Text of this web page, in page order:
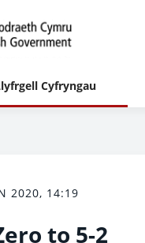
Cyfryngau
2020, 14:19
to 5-2